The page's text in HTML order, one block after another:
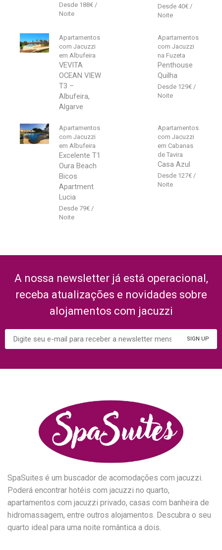
188€ 40€
Apartamentos
com Jacuzzi
em Albufeira
VEVITA
OCEAN VIEW
T3 –
Albufeira,
Algarve
Apartamentos
com Jacuzzi
na Fuzeta
Penthouse
Quilha
129€
Apartamentos
com Jacuzzi
em Albufeira
Excelente T1
Oura Beach
Bicos
Apartment
Lucia
79€
Apartamentos
com Jacuzzi
em Cabanas
de Tavira
Casa Azul
127€
A nossa newsletter já está operacional,
receba atualizações e novidades sobre
alojamentos com jacuzzi
SpaSuites é um buscador de acomodações com jacuzzi.
Poderá encontrar hotéis com jacuzzi no quarto,
apartamentos com jacuzzi privado, casas com banheira de
hidromassagem, entre outros alojamentos. Descubra o seu
quarto ideal para uma noite romântica a dois.